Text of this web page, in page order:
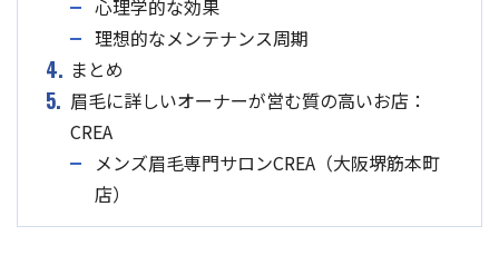
心理学的な効果
理想的なメンテナンス周期
4. まとめ
5. 眉毛に詳しいオーナーが営む質の高いお店：
CREA
メンズ眉毛専門サロンCREA（大阪堺筋本町
店）